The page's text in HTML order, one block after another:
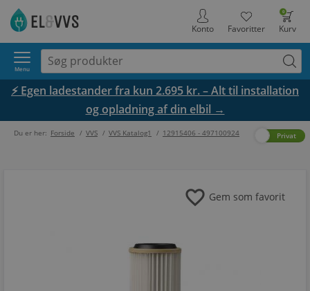
0
Kurv
Favoritter
Konto
Menu
⚡ Egen ladestander fra kun 2.695 kr. – Alt til installation
og opladning af din elbil →
Du er her: Forside / VVS / VVS Katalog1 / 12915406 - 497100924 Privat
Erhverv
favorite Gem som favorit